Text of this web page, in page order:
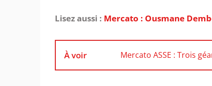
Lisez aussi : Mercato : Ousmane
À voir Mercato ASSE : Trois